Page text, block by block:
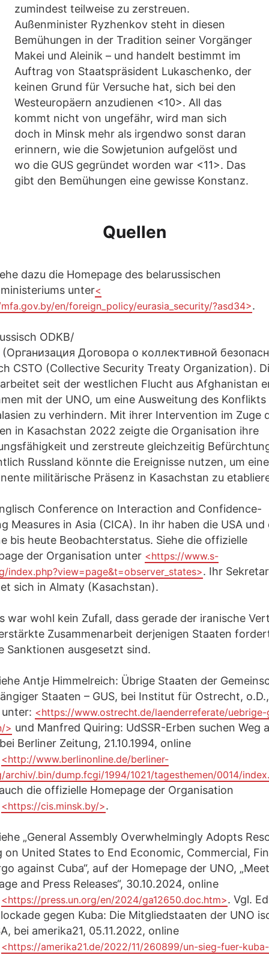
zumindest teilweise zu zerstreuen.
Außenminister Ryzhenkov steht in diesen
Bemühungen in der Tradition seiner Vorgänger
Makei und Aleinik – und handelt bestimmt im
Auftrag von Staatspräsident Lukaschenko, der
keinen Grund für Versuche hat, sich bei den
Westeuropäern anzudienen <10>. All das
kommt nicht von ungefähr, wird man sich
doch in Minsk mehr als irgendwo sonst daran
erinnern, wie die Sowjetunion aufgelöst und
wo die GUS gegründet worden war <11>. Das
gibt den Bemühungen eine gewisse Konstanz.
Quellen
dazu die Homepage des belarussischen
unter<
en/foreign_policy/eurasia_security/?asd34>.
ODKB/
Договора о коллективной
CSTO (Collective Security Treaty Organization).
arbeitet seit der westlichen Flucht aus Afghanistan
mit der UNO, um eine Ausweitung des Konflikts
zu verhindern. Mit ihrer Intervention im Zuge
in Kasachstan 2022 zeigte die Organisation ihre
und zerstreute gleichzeitig
Russland könnte die Ereignisse nutzen, um eine
militärische Präsenz in Kasachstan zu
Conference on Interaction and Confidence-
Measures in Asia (CICA). In ihr haben die USA und
bis heute Beobachterstatus. Siehe die offizielle
der Organisation unter <https://www.s-
index.php?view=page&t=observer_states>. Ihr
sich in Almaty (Kasachstan).
war wohl kein Zufall, dass gerade der iranische
Zusammenarbeit derjenigen Staaten
Sanktionen ausgesetzt sind.
Antje Himmelreich: Übrige Staaten der
Staaten – GUS, bei Institut für Ostrecht, o.D.,
<https://www.ostrecht.de/laenderreferate/uebrige-
> und Manfred Quiring: UdSSR-Erben suchen Weg
Berliner Zeitung, 21.10.1994, online
<http://www.berlinonline.de/berliner-
archiv/.bin/dump.fcgi/1994/1021/tagesthemen/0014/
die offizielle Homepage der Organisation
<https://cis.minsk.by/>.
„General Assembly Overwhelmingly Adopts
on United States to End Economic, Commercial,
against Cuba“, auf der Homepage der UNO,
and Press Releases“, 30.10.2024, online
<https://press.un.org/en/2024/ga12650.doc.htm>. Vgl.
gegen Kuba: Die Mitgliedstaaten der UNO
bei amerika21, 05.11.2022, online
<https://amerika21.de/2022/11/260899/un-sieg-fuer-